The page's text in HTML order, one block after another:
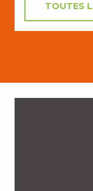
TOUTES